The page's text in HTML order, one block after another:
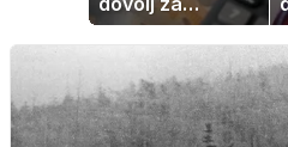
sanjsko
stanovanje? Te
številke so
šokirale Evropo